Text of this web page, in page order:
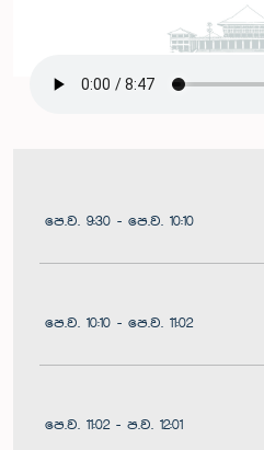
පෙ.ව. 9:30 - පෙ.ව. 10:10
පෙ.ව. 10:10 - පෙ.ව. 11:02
පෙ.ව. 11:02 - ප.ව. 12:01